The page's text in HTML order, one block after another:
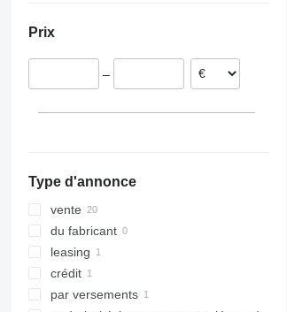
Suisse
France
Prix
–
Type d'annonce
vente
du fabricant
leasing
crédit
par versements